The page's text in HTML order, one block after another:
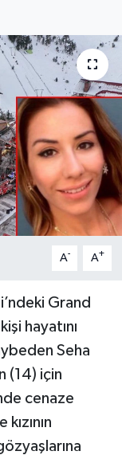
A- A+
Grand
hayatını
Seha
(14) için
cenaze